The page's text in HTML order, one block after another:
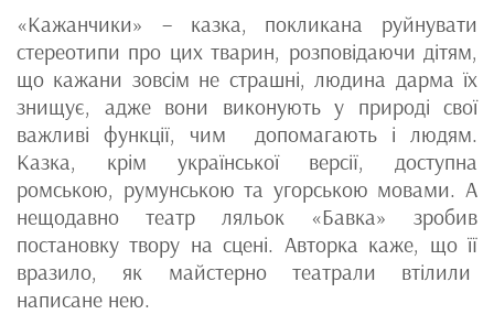
«Кажанчики» – казка, покликана руйнувати
стереотипи про цих тварин, розповідаючи дітям,
що кажани зовсім не страшні, людина дарма їх
знищує, адже вони виконують у природі свої
важливі функції, чим допомагають і людям.
Казка, крім української версії, доступна
ромською, румунською та угорською мовами. А
нещодавно театр ляльок «Бавка» зробив
постановку твору на сцені. Авторка каже, що її
вразило, як майстерно театрали втілили
написане нею.